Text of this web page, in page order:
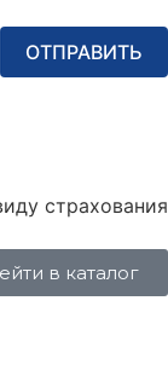
ОТПРАВИТЬ
страхования
в каталог